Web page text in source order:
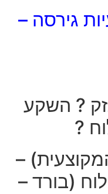
גירסה –
? השקע
?
–
(בורד –